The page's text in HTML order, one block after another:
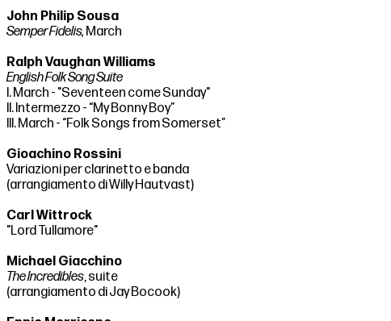
John Philip Sousa
Semper Fidelis, March
Ralph Vaughan Williams
EngIish Folk Song Suite
I. March - "Seventeen come Sunday"
II. Intermezzo - “My Bonny Boy”
III. March - “Folk Songs from Somerset”
Gioachino Rossini
Variazioni per clarinetto e banda
(arrangiamento di Willy Hautvast)
Carl Wittrock
"Lord Tullamore"
Michael Giacchino
The Incredibles, suite
(arrangiamento di Jay Bocook)